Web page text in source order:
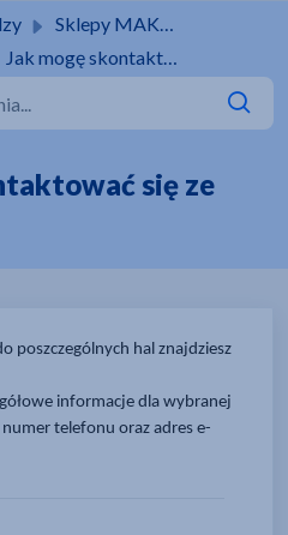
Sklepy MAKRO
Jak mogę skontaktować się ze halą?
się ze
poszczególnych hal znajdziesz
informacje dla wybranej
telefonu oraz adres e-